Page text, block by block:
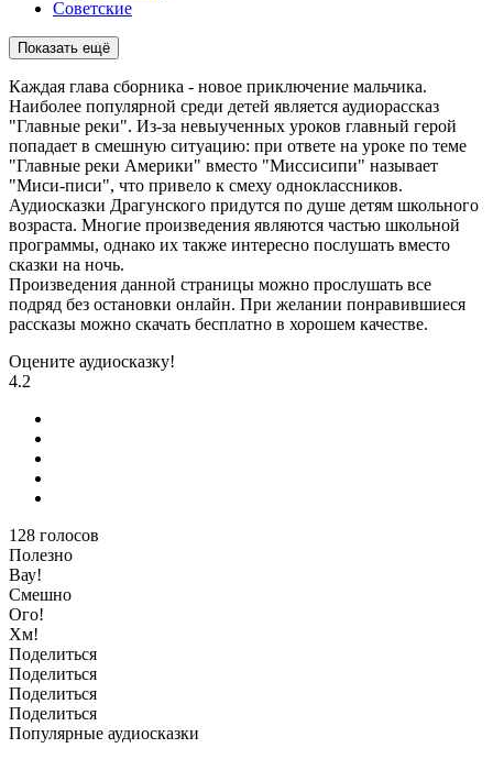
Советские
Показать ещё
Каждая глава сборника - новое приключение мальчика.
Наиболее популярной среди детей является аудиорассказ
"Главные реки". Из-за невыученных уроков главный герой
попадает в смешную ситуацию: при ответе на уроке по теме
"Главные реки Америки" вместо "Миссисипи" называет
"Миси-писи", что привело к смеху одноклассников.
Аудиосказки Драгунского придутся по душе детям школьного
возраста. Многие произведения являются частью школьной
программы, однако их также интересно послушать вместо
сказки на ночь.
Произведения данной страницы можно прослушать все
подряд без остановки онлайн. При желании понравившиеся
рассказы можно скачать бесплатно в хорошем качестве.
Оцените аудиосказку!
4.2
128 голосов
Полезно
Вау!
Смешно
Ого!
Хм!
Поделиться
Поделиться
Поделиться
Поделиться
Популярные аудиосказки